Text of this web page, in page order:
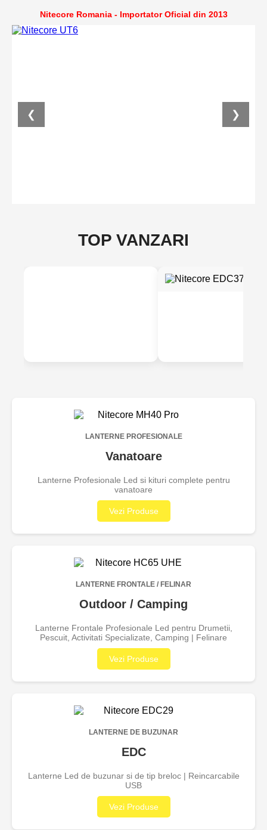
Nitecore Romania - Importator Oficial din 2013
❮ ❯
TOP VANZARI
LANTERNE PROFESIONALE
Vanatoare
Lanterne Profesionale Led si kituri complete pentru
vanatoare
Vezi Produse
LANTERNE FRONTALE / FELINAR
Outdoor / Camping
Lanterne Frontale Profesionale Led pentru Drumetii,
Pescuit, Activitati Specializate, Camping | Felinare
Vezi Produse
LANTERNE DE BUZUNAR
EDC
Lanterne Led de buzunar si de tip breloc | Reincarcabile
USB
Vezi Produse